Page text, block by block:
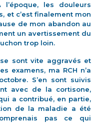
les douleurs
et c’est finalement mon
de mon abandon au
un avertissement du
trop loin.
sont vite aggravés et
examens, ma RCH n’a
S’en sont suivis
avec de la cortisone,
a contribué, en partie,
de la maladie a été
pas ce qui